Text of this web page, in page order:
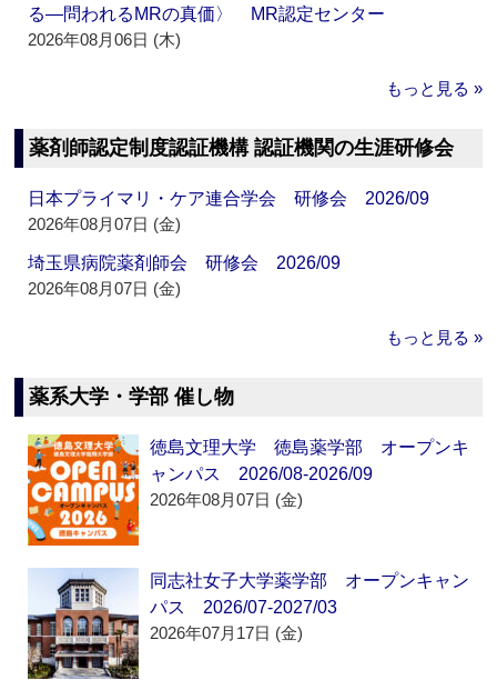
る―問われるMRの真価〉 MR認定センター
2026年08月06日 (木)
もっと見る »
薬剤師認定制度認証機構 認証機関の生涯研修会
日本プライマリ・ケア連合学会 研修会 2026/09
2026年08月07日 (金)
埼玉県病院薬剤師会 研修会 2026/09
2026年08月07日 (金)
もっと見る »
薬系大学・学部 催し物
徳島文理大学 徳島薬学部 オープンキ
ャンパス 2026/08-2026/09
2026年08月07日 (金)
同志社女子大学薬学部 オープンキャン
パス 2026/07-2027/03
2026年07月17日 (金)